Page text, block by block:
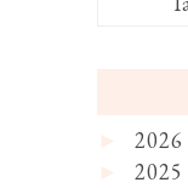
2026
2025